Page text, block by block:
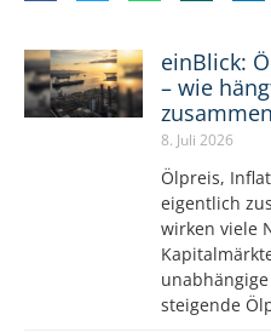
einBlick:
– wie
8. Juli 2026
Ölpreis,
eigentlich
wirken viele
steigende